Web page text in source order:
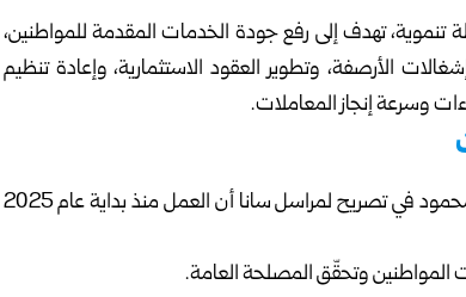
تهدف إلى رفع جودة الخدمات المقدمة للمواطنين،
الأرصفة، وتطوير العقود الاستثمارية، وإعادة تنظيم
وسرعة إنجاز المعاملات.
أوضح مدير مديرية شؤون الأملاك بالمحافظة عبد الغني المحمود في تصريح لمراسل سانا أن العمل منذ بداية عام 2025